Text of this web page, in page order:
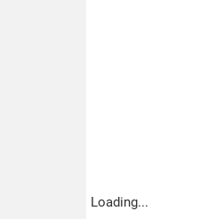
Loading...